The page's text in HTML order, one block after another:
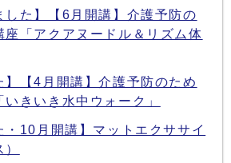
した】【6月開講】介護予防の
座「アクアヌードル＆リズム体
】【4月開講】介護予防のため
きいき水中ウォーク」
・10月開講】マットエクササイ